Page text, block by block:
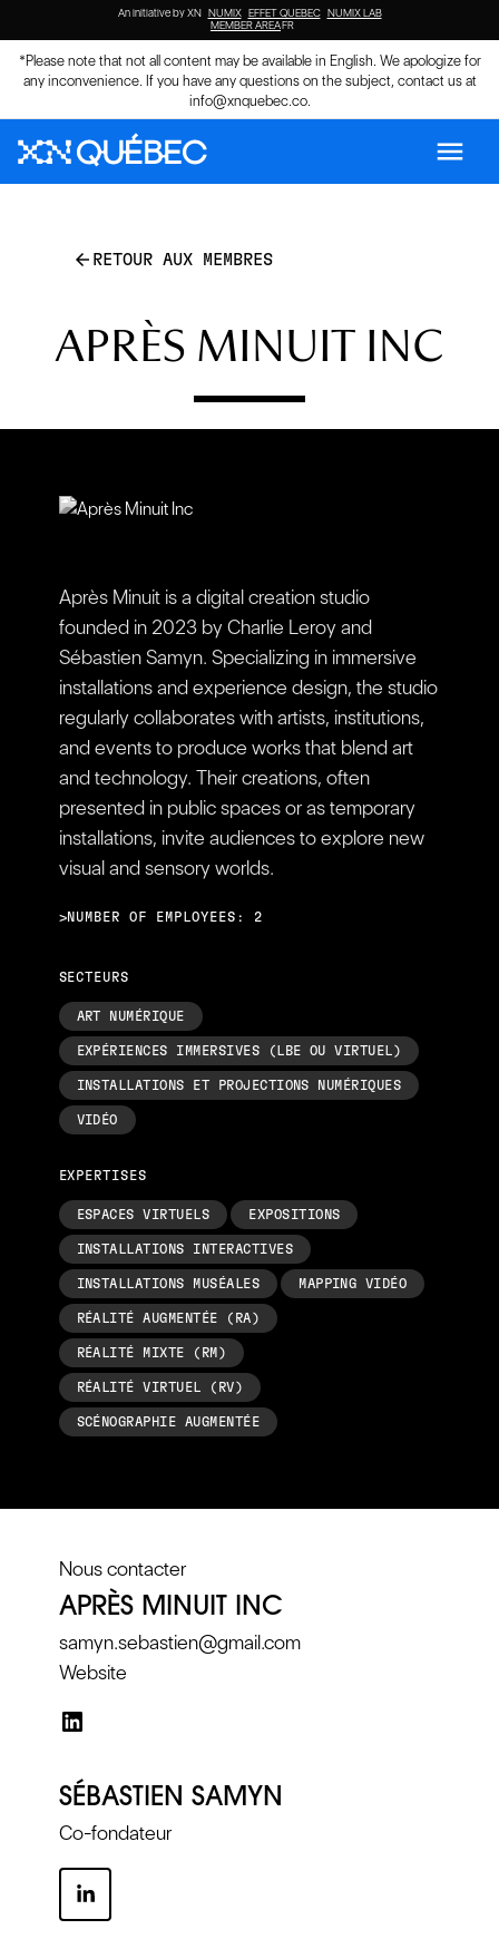
An initiative by XN NUMIX EFFET QUEBEC NUMIX LAB
MEMBER AREAFR
*Please note that not all content may be available in English. We apologize for
any inconvenience. If you have any questions on the subject, contact us at
info@xnquebec.co.
menu
arrow_back RETOUR AUX MEMBRES
APRÈS MINUIT INC
Après Minuit is a digital creation studio
founded in 2023 by Charlie Leroy and
Sébastien Samyn. Specializing in immersive
installations and experience design, the studio
regularly collaborates with artists, institutions,
and events to produce works that blend art
and technology. Their creations, often
presented in public spaces or as temporary
installations, invite audiences to explore new
visual and sensory worlds.
>NUMBER OF EMPLOYEES: 2
SECTEURS
ART NUMÉRIQUE
EXPÉRIENCES IMMERSIVES (LBE OU VIRTUEL)
INSTALLATIONS ET PROJECTIONS NUMÉRIQUES
VIDÉO
EXPERTISES
ESPACES VIRTUELS EXPOSITIONS
INSTALLATIONS INTERACTIVES
INSTALLATIONS MUSÉALES MAPPING VIDÉO
RÉALITÉ AUGMENTÉE (RA)
RÉALITÉ MIXTE (RM)
RÉALITÉ VIRTUEL (RV)
SCÉNOGRAPHIE AUGMENTÉE
Nous contacter
APRÈS MINUIT INC
samyn.sebastien@gmail.com
Website
SÉBASTIEN SAMYN
Co-fondateur